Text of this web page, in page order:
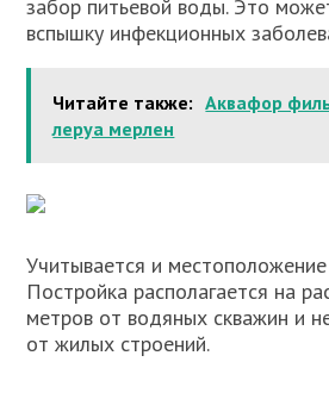
забор питьевой воды. Это
вспышку инфекционных
Читайте также: Аквафор
леруа мерлен
Учитывается и
Постройка располагается на
метров от водяных скважин и
от жилых строений.